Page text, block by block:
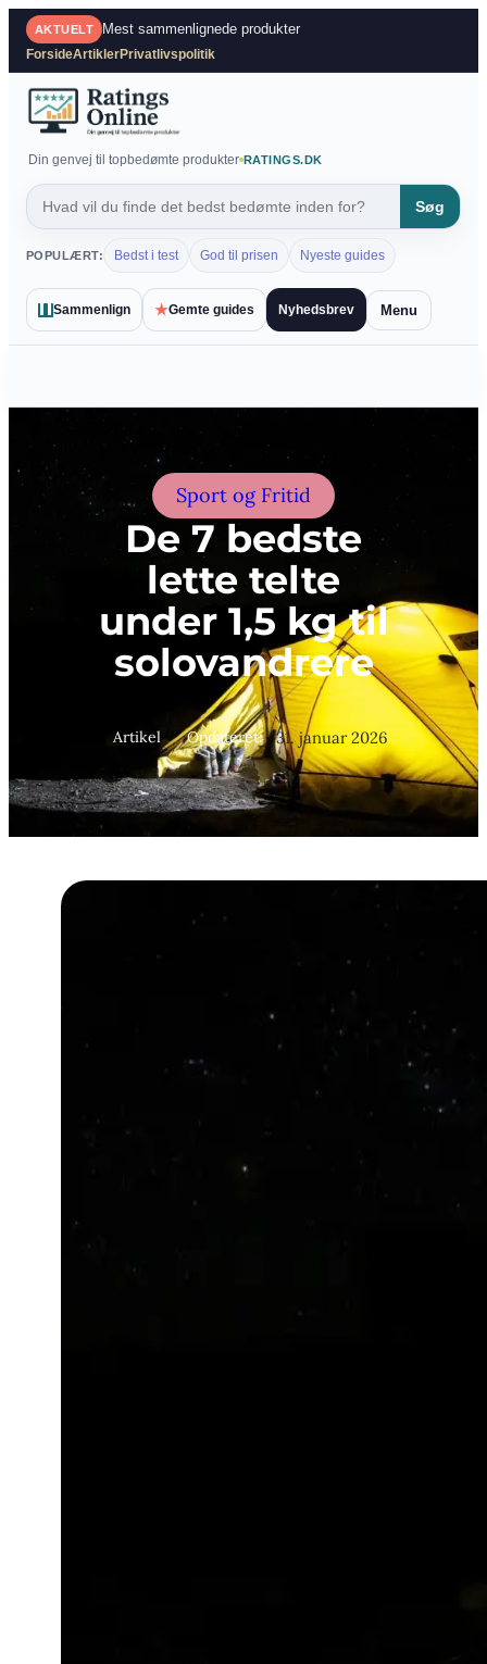
Spring
indhold
AKTUELT Mest sammenlignede produkter
ForsideArtiklerPrivatlivspolitik
Din genvej til topbedømte produkter RATINGS.DK
Søg
POPULÆRT: Bedst i test God til prisen Nyeste guides
Sammenlign ★Gemte guides Nyhedsbrev Menu
Sport og Fritid
De 7 bedste
lette telte
under 1,5 kg til
solovandrere
Artikel Opdateret: 31. januar 2026